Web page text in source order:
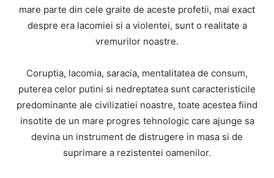
mare parte din cele graite de aceste profetii, mai exact
despre era lacomiei si a violentei, sunt o realitate a
vremurilor noastre.
Coruptia, lacomia, saracia, mentalitatea de consum,
puterea celor putini si nedreptatea sunt caracteristicile
predominante ale civilizatiei noastre, toate acestea fiind
insotite de un mare progres tehnologic care ajunge sa
devina un instrument de distrugere in masa si de
suprimare a rezistentei oamenilor.